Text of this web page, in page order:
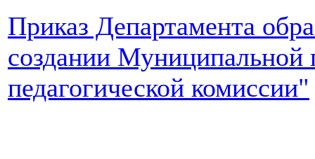
Приказ Департамента
создании Муниципальной
педагогической комиссии"